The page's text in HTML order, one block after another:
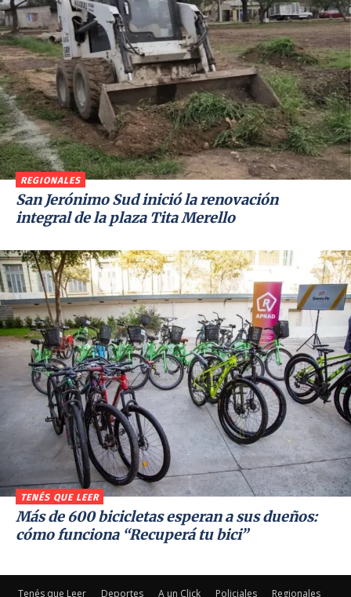
REGIONALES
San Jerónimo Sud inició la renovación
integral de la plaza Tita Merello
TENÉS QUE LEER
Más de 600 bicicletas esperan a sus dueños:
cómo funciona “Recuperá tu bici”
Tenés que Leer Deportes A un Click Policiales Regionales